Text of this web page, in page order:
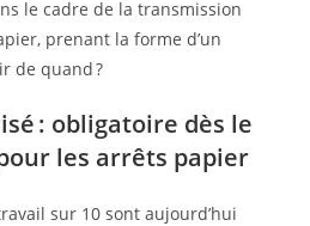
le cadre de la transmission
prenant la forme d’un
de quand ?
: obligatoire dès le
les arrêts papier
sur 10 sont aujourd’hui